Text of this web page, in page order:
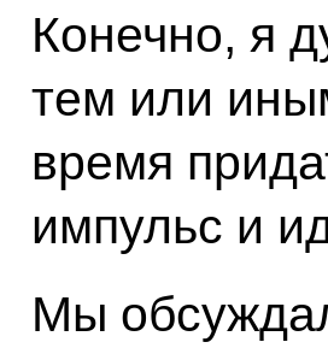
Конечно, я
тем или
время
импульс и
Мы